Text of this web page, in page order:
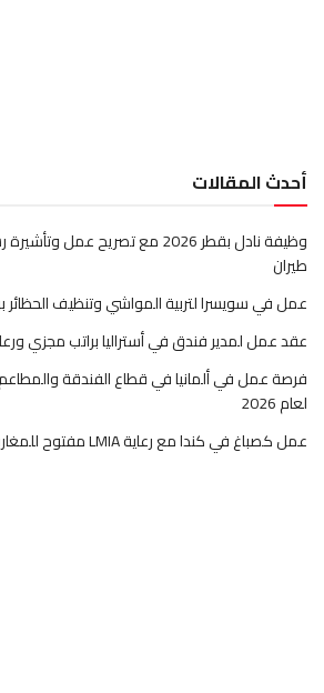
أحدث المقالات
وظيفة نادل بقطر 2026 مع تصريح
طيران
عمل في سويسرا لتربية المواشي وتنظيف الحظائر
عقد عمل لمدير فندق في أستراليا براتب مجزي ورعاية
فرصة عمل في ألمانيا في قطاع الفندقة
لعام 2026
عمل كصباغ في كندا مع رعاية LMIA مفتوح للمغاربة والأجانب 2026